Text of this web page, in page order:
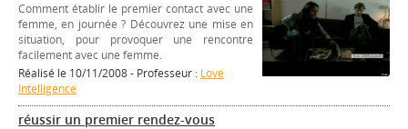
Comment établir le premier contact avec une
femme, en journée ? Découvrez une mise en
situation, pour provoquer une rencontre
facilement avec une femme.
Réalisé le 10/11/2008 - Professeur : Love
Intelligence
réussir un premier rendez-vous